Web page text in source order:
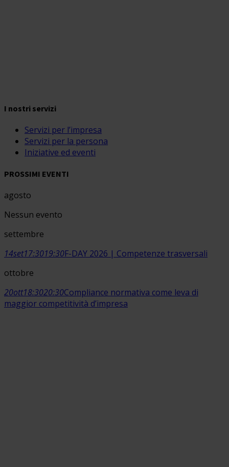
I nostri servizi
Servizi per l’impresa
Servizi per la persona
Iniziative ed eventi
PROSSIMI EVENTI
agosto
Nessun evento
settembre
14set17:3019:30F-DAY 2026 | Competenze trasversali
ottobre
20ott18:3020:30Compliance normativa come leva di
maggior competitività d’impresa